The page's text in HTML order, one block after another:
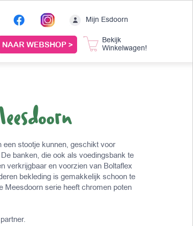
Mijn Esdoorn
NAAR WEBSHOP >
Bekijk
Winkelwagen!
stootje kunnen, geschikt voor
banken, die ook als voedingsbank te
verkrijgbaar en voorzien van Boltaflex
bekleding is gemakkelijk schoon te
Meesdoorn serie heeft chromen poten